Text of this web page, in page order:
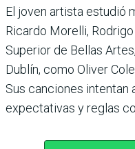
El joven artista estudió
Ricardo Morelli,
Superior de Bellas
Dublín, como Oliver
Sus canciones intentan
expectativas y reglas